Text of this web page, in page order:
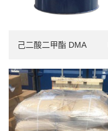
己二酸二甲酯 DMA